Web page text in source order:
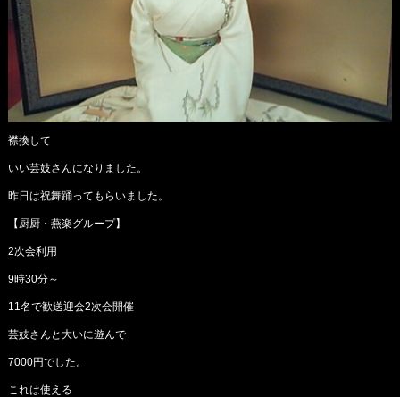
襟換して
いい芸妓さんになりました。
昨日は祝舞踊ってもらいました。
【厨厨・燕楽グループ】
2次会利用
9時30分～
11名で歓送迎会2次会開催
芸妓さんと大いに遊んで
7000円でした。
これは使える